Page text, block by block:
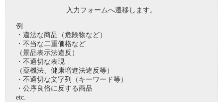
入力フォームへ遷移します。
例
・違法な商品（危険物など）
・不当な二重価格など
（景品表示法違反）
・不適切な表現
（薬機法、健康増進法違反等）
・不適切な文字列（キーワード等）
・公序良俗に反する商品
etc.